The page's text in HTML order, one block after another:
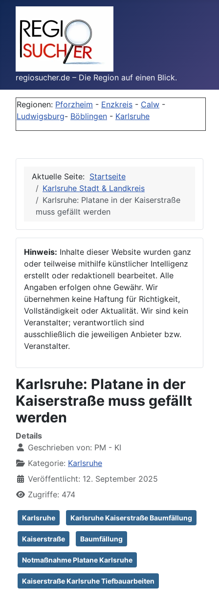
regiosucher.de – Die Region auf einen Blick.
Regionen: Pforzheim - Enzkreis - Calw -
Ludwigsburg- Böblingen - Karlsruhe
Aktuelle Seite: Startseite
Karlsruhe Stadt & Landkreis
Karlsruhe: Platane in der Kaiserstraße
muss gefällt werden
Hinweis: Inhalte dieser Website wurden ganz
oder teilweise mithilfe künstlicher Intelligenz
erstellt oder redaktionell bearbeitet. Alle
Angaben erfolgen ohne Gewähr. Wir
übernehmen keine Haftung für Richtigkeit,
Vollständigkeit oder Aktualität. Wir sind kein
Veranstalter; verantwortlich sind
ausschließlich die jeweiligen Anbieter bzw.
Veranstalter.
Karlsruhe: Platane in der
Kaiserstraße muss gefällt
werden
Details
Geschrieben von: PM - KI
Kategorie: Karlsruhe
Veröffentlicht: 12. September 2025
Zugriffe: 474
Karlsruhe Karlsruhe Kaiserstraße Baumfällung
Kaiserstraße Baumfällung
Notmaßnahme Platane Karlsruhe
Kaiserstraße Karlsruhe Tiefbauarbeiten